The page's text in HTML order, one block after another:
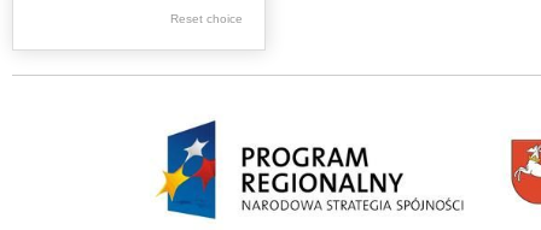
Reset choice